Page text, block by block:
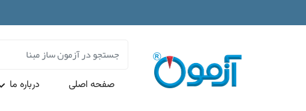
صفحه اصلی درباره ما